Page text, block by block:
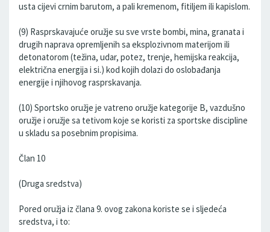
usta cijevi crnim barutom, a pali kremenom, fitiljem ili kapislom.
(9) Rasprskavajuće oružje su sve vrste bombi, mina, granata i
drugih naprava opremljenih sa eksplozivnom materijom ili
detonatorom (težina, udar, potez, trenje, hemijska reakcija,
električna energija i si.) kod kojih dolazi do oslobađanja
energije i njihovog rasprskavanja.
(10) Sportsko oružje je vatreno oružje kategorije B, vazdušno
oružje i oružje sa tetivom koje se koristi za sportske discipline
u skladu sa posebnim propisima.
Član 10
(Druga sredstva)
Pored oružja iz člana 9. ovog zakona koriste se i sljedeća
sredstva, i to: